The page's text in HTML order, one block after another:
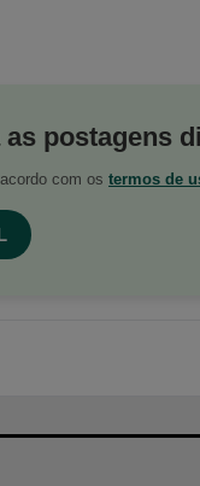
postagens
com os termos de